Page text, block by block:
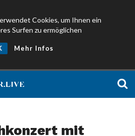
Cookies, um Ihnen ein
Surfen zu ermöglichen
Mehr Infos
mit